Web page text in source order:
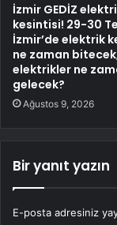
İzmir GEDİZ
kesintisi! 29-30
İzmir’de elektrik
ne zaman
elektrikler ne
gelecek?
Ağustos 9, 2026
Bir yanıt yazın
E-posta adresiniz